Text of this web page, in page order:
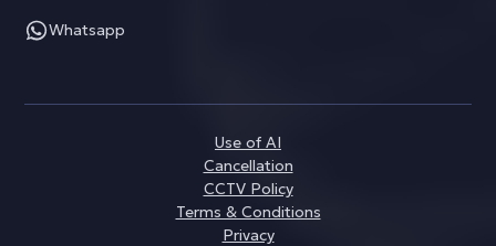
Whatsapp
Use of AI
Cancellation
CCTV Policy
Terms & Conditions
Privacy